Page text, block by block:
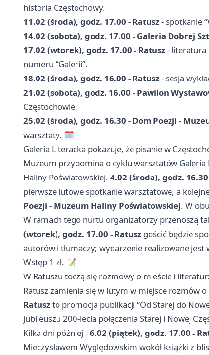
historia Częstochowy.
11.02 (środa), godz. 17.00 - Ratusz- spotkanie
14.02 (sobota), godz. 17.00 - Galeria Dobrej
17.02 (wtorek), godz. 17.00 - Ratusz- literatura
numeru “Galerii”.
18.02 (środa), godz. 16.00 - Ratusz- sesja
21.02 (sobota), godz. 16.00 - Pawilon
Częstochowie.
25.02 (środa), godz. 16.30 - Dom Poezji -
warsztaty. 🗓️
Galeria Literacka pokazuje, że pisanie w
Muzeum przypomina o cyklu warsztatów
Haliny Poświatowskiej. 4.02 (środa), godz.
pierwsze lutowe spotkanie warsztatowe, a
Poezji - Muzeum Haliny Poświatowskiej. W
W ramach tego nurtu organizatorzy przenoszą
(wtorek), godz. 17.00 - Ratusz gościć będzie
autorów i tłumaczy; wydarzenie realizowane
Wstęp 1 zł. 📝
W Ratuszu toczą się rozmowy o mieście i
Ratusz zamienia się w lutym w miejsce rozmów
Ratuszto promocja publikacji “Od Starej do
jubileuszu 200-lecia połączenia Starej i Nowej
Kilka dni później -6.02 (piątek), godz. 17.00 -
Mieczysławem Wyględowskim wokół książki z